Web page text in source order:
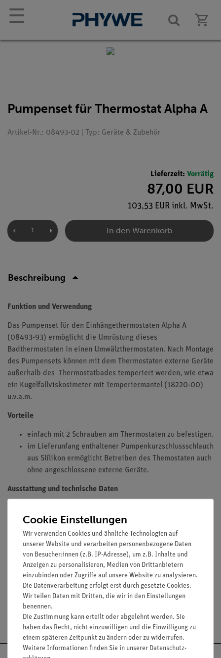
☰
Pumpenset für Thermostat Alpha A
Artikel-Nr.: 08493-02 | Typ: Geräte & Zubehör
Lieferzeit: Vorrätig
87,00 EUR
103,53 EUR inkl. MwSt.
In den Warenkorb
Beschreibung
Funktion und Verwendung
Das Pumpenset für den Einhängethermostaten Alpha A
(08493-93) ermöglicht die Umrüstung dieses
Badthermostaten in einen Umwälzthermostaten. Nach Montage
des Pumpensets können mit dem Thermostaten externe Geräte
außerhalb des Thermostatbades temperiert werden, wie etwa
ein Kugelfallviskosimeter mit Temperiermantel (18220-00)
u.v.a.m.
Vorteile
einfach mit 2 Schrauben am Thermostaten zu befestigen.
im Lieferunfang enthaltener Pumpenkurzschlussschlauch
aus Slílikon ermöglicht Betreiben des Themostaten auch
ohne angeschlossene externe Geräte.
Ausstattung und technische Daten
inklusive eines Pumpenanschluss- und Rücklaufstutzens
mit je einer Olive von 13 mm Durchmesser.
Pumpenkurzschlussschlauch aus Silikon.
Alle notwendigenMaterialien zur Befestigung am
Thermostaten sind im Lieferumfang enthalten.
Versandkostenfrei ab 300,- €
Cookie Einstellungen
Wir verwenden Cookies und ähnliche Technologien auf
unserer Website und verarbeiten personenbezogene Daten
von Besucher:innen (z.B. IP-Adresse), um z.B. Inhalte und
Anzeigen zu personalisieren, Medien von Drittanbietern
einzubinden oder Zugriffe auf unsere Website zu analysieren.
Die Datenverarbeitung erfolgt erst durch gesetzte Cookies.
Wir teilen Daten mit Dritten, die wir in den Einstellungen
benennen.
Die Zustimmung kann erteilt oder abgelehnt werden. Sie
haben das Recht, nicht einzuwilligen und die Einwilligung zu
einem späteren Zeitpunkt zu ändern oder zu widerrufen.
Weitere Informationen finden Sie in unserer Daten­schutz­